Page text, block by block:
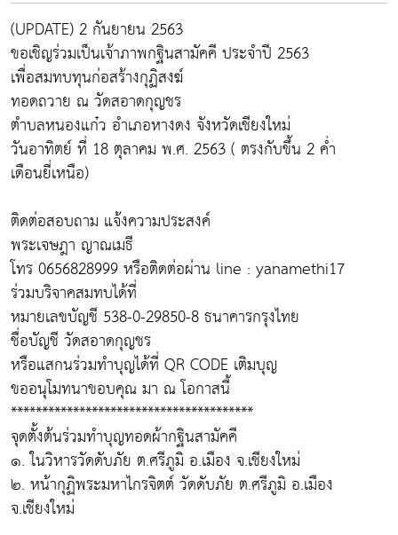
(UPDATE) 2 กันยายน 2563
ขอเชิญร่วมเป็นเจ้าภาพกฐินสามัคคี ประจำปี 2563
เพื่อสมทบทุนก่อสร้างกุฏิสงฆ์
ทอดถวาย ณ วัดสอาดกุญชร
ตำบลหนองแก๋ว อำเภอหางดง จังหวัดเชียงใหม่
วันอาทิตย์ ที่ 18 ตุลาคม พ.ศ. 2563 ( ตรงกับขึ้น 2 ค่ำ
เดือนยี่เหนือ)
ติดต่อสอบถาม แจ้งความประสงค์
พระเจษฎา ญาณเมธี
โทร 0656828999 หรือติดต่อผ่าน line : yanamethi17
ร่วมบริจาคสมทบได้ที่
หมายเลขบัญชี 538-0-29850-8 ธนาคารกรุงไทย
ชื่อบัญชี วัดสอาดกุญชร
หรือแสกนร่วมทำบุญได้ที่ QR CODE เติมบุญ
ขออนุโมทนาขอบคุณ มา ณ โอกาสนี้
***************************************
จุดตั้งต้นร่วมทำบุญทอดผ้ากฐินสามัคคี
๑. ในวิหารวัดดับภัย ต.ศรีภูมิ อ.เมือง จ.เชียงใหม่
๒. หน้ากุฏิพระมหาไกรจิตต์ วัดดับภัย ต.ศรีภูมิ อ.เมือง
จ.เชียงใหม่